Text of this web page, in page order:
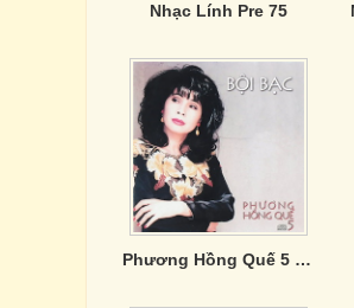
Nhạc Lính Pre 75
Phương Hồng Quế 5 - Bội Bạc